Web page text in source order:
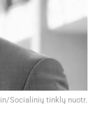
Socialinių tinklų nuotr.